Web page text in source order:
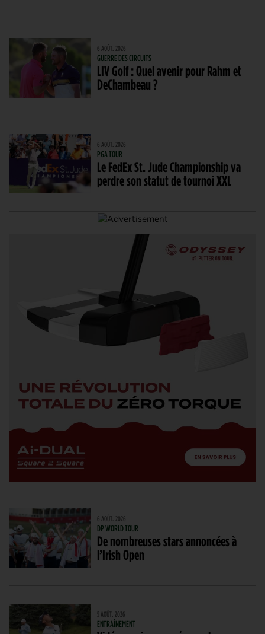
6 AOÛT. 2026
GUERRE DES CIRCUITS
LIV Golf : Quel avenir pour Rahm et
DeChambeau ?
6 AOÛT. 2026
PGA TOUR
Le FedEx St. Jude Championship va
perdre son statut de tournoi XXL
6 AOÛT. 2026
DP WORLD TOUR
De nombreuses stars annoncées à
l’Irish Open
5 AOÛT. 2026
ENTRAÎNEMENT